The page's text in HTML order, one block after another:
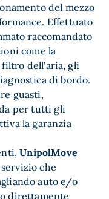
del mezzo
Effettuato
raccomandato
come la
dell’aria, gli
di bordo.
guasti,
per tutti gli
la garanzia
UnipolMove
che
auto e/o
direttamente